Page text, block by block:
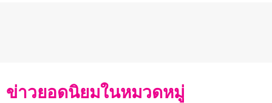
ข่าวยอดนิยมในหมวดหมู่